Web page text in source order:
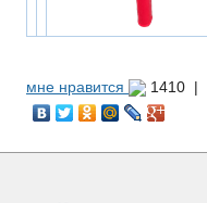
мне нравится 1410 |